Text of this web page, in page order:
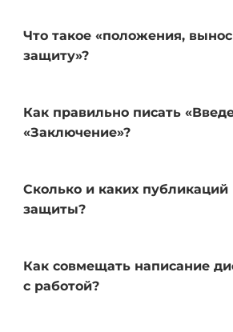
Что такое «положения,
защиту»?
Как правильно писать
«Заключение»?
Сколько и каких
защиты?
Как совмещать написание
с работой?